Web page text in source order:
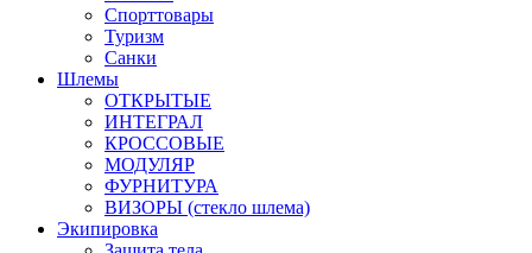
Спорттовары
Туризм
Санки
Шлемы
ОТКРЫТЫЕ
ИНТЕГРАЛ
КРОССОВЫЕ
МОДУЛЯР
ФУРНИТУРА
ВИЗОРЫ (стекло шлема)
Экипировка